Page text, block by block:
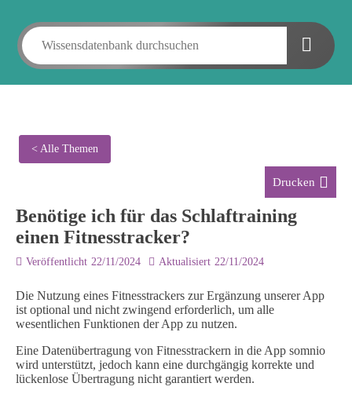
< Alle Themen
Drucken
Benötige ich für das Schlaftraining
einen Fitnesstracker?
Veröffentlicht 22/11/2024 Aktualisiert 22/11/2024
Die Nutzung eines Fitnesstrackers zur Ergänzung unserer App
ist optional und nicht zwingend erforderlich, um alle
wesentlichen Funktionen der App zu nutzen.
Eine Datenübertragung von Fitnesstrackern in die App somnio
wird unterstützt, jedoch kann eine durchgängig korrekte und
lückenlose Übertragung nicht garantiert werden.